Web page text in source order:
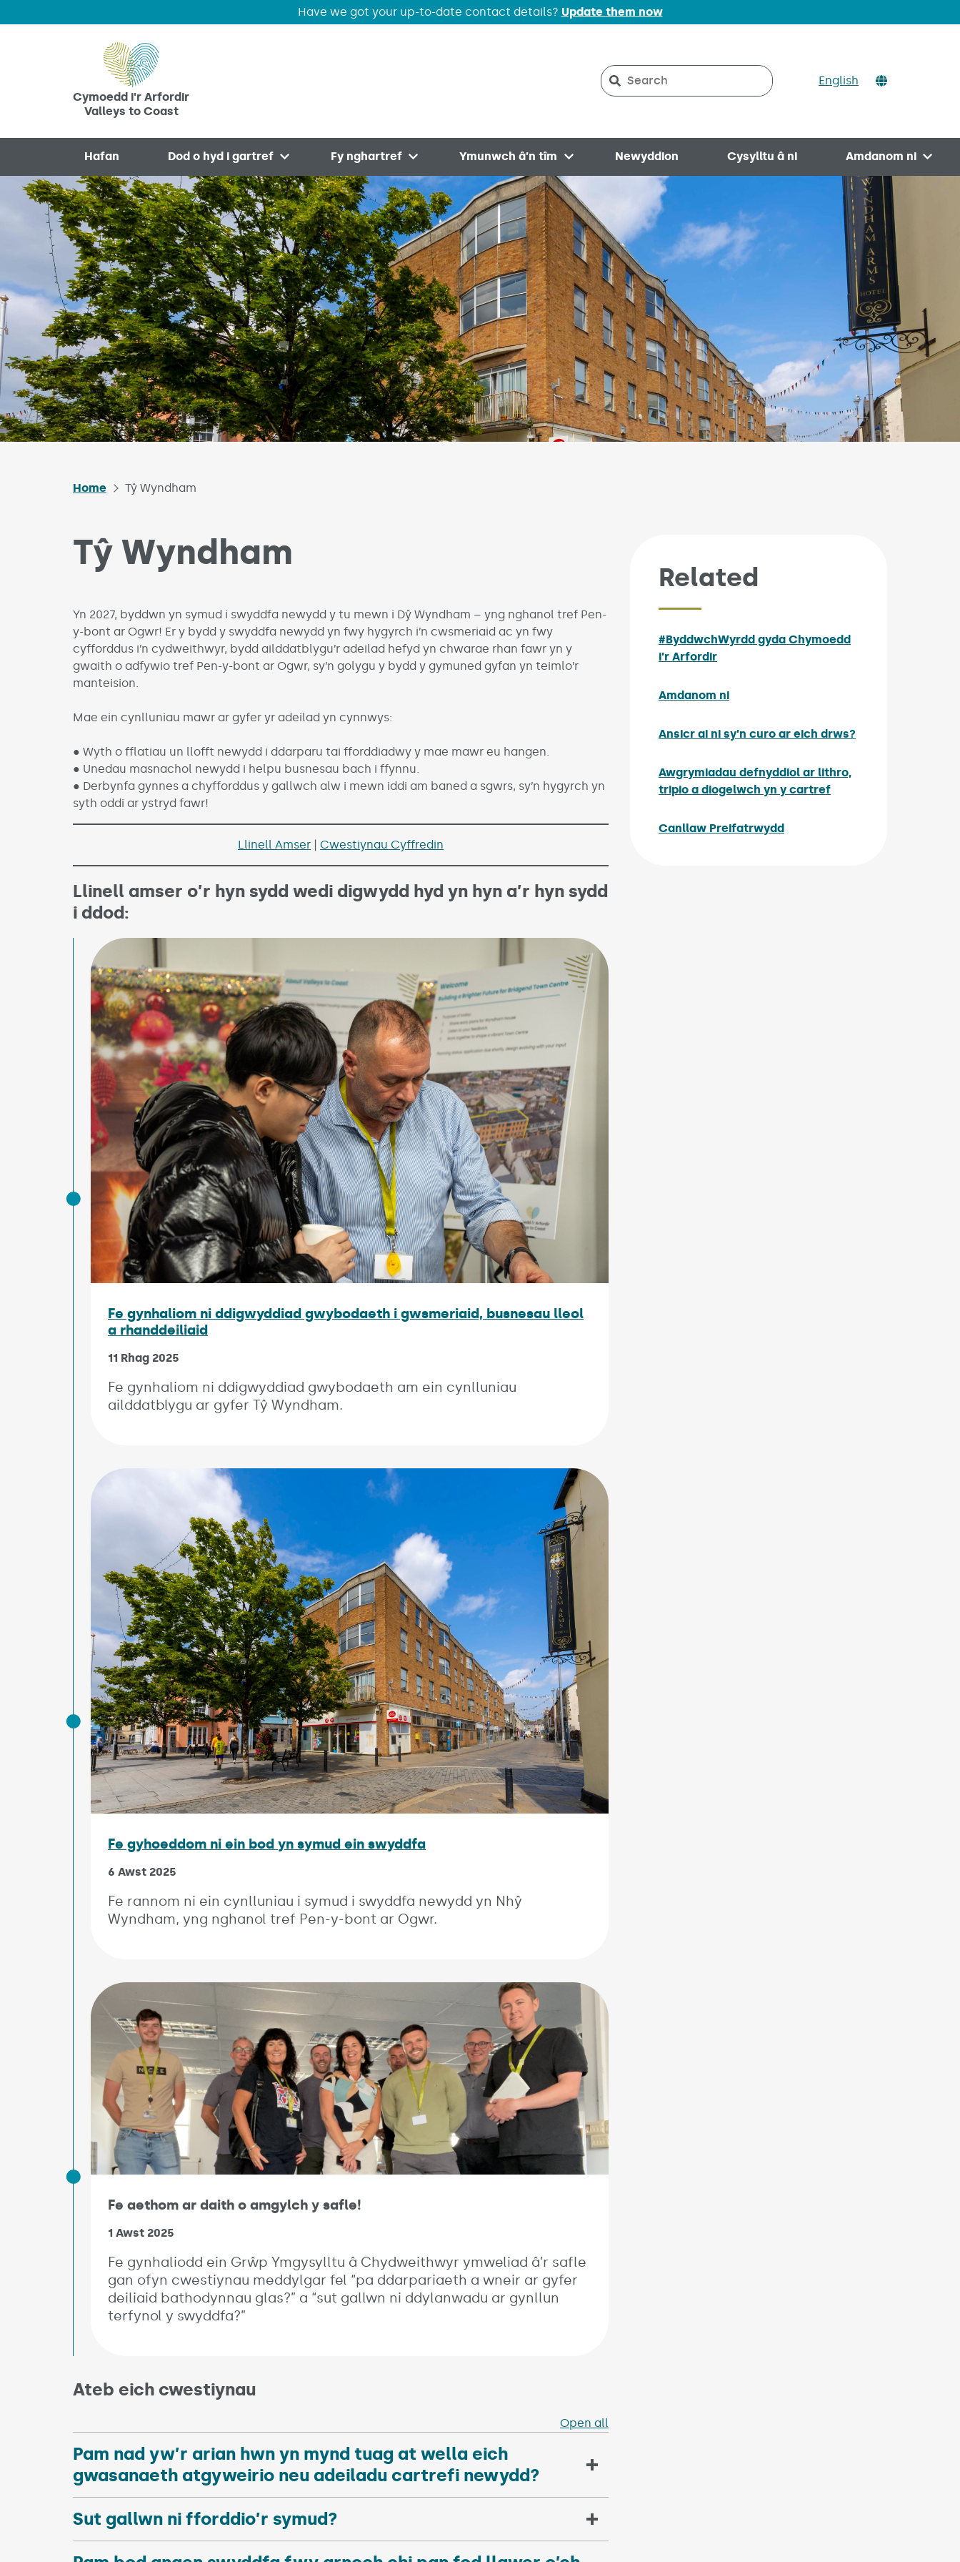
Have we got your up-to-date contact details? Update them now
Cymoedd i'r Arfordir
Valleys to Coast
Search on Valleys to Coast
Search English
Hafan
Dod o hyd i gartref
Open menu
Fy nghartref
Open menu
Ymunwch â’n tîm
Open menu
Newyddion Cysylltu â ni
Amdanom ni
Home Tŷ Wyndham
Tŷ Wyndham
Yn 2027, byddwn yn symud i swyddfa newydd y tu mewn i Dŷ Wyndham – yng nghanol tref Pen-
y-bont ar Ogwr! Er y bydd y swyddfa newydd yn fwy hygyrch i’n cwsmeriaid ac yn fwy
cyfforddus i’n cydweithwyr, bydd ailddatblygu’r adeilad hefyd yn chwarae rhan fawr yn y
gwaith o adfywio tref Pen-y-bont ar Ogwr, sy’n golygu y bydd y gymuned gyfan yn teimlo’r
manteision.
Mae ein cynlluniau mawr ar gyfer yr adeilad yn cynnwys:
● Wyth o fflatiau un llofft newydd i ddarparu tai fforddiadwy y mae mawr eu hangen.
● Unedau masnachol newydd i helpu busnesau bach i ffynnu.
● Derbynfa gynnes a chyfforddus y gallwch alw i mewn iddi am baned a sgwrs, sy’n hygyrch yn
syth oddi ar ystryd fawr!
Llinell Amser| Cwestiynau Cyffredin
Llinell amser o’r hyn sydd wedi digwydd hyd yn hyn a’r hyn sydd
i ddod:
Fe gynhaliom ni ddigwyddiad gwybodaeth i gwsmeriaid, busnesau lleol
a rhanddeiliaid
11 Rhag 2025
Fe gynhaliom ni ddigwyddiad gwybodaeth am ein cynlluniau
ailddatblygu ar gyfer Tŷ Wyndham.
Fe gyhoeddom ni ein bod yn symud ein swyddfa
6 Awst 2025
Fe rannom ni ein cynlluniau i symud i swyddfa newydd yn Nhŷ
Wyndham, yng nghanol tref Pen-y-bont ar Ogwr.
Fe aethom ar daith o amgylch y safle!
1 Awst 2025
Fe gynhaliodd ein Grŵp Ymgysylltu â Chydweithwyr ymweliad â’r safle
gan ofyn cwestiynau meddylgar fel “pa ddarpariaeth a wneir ar gyfer
deiliaid bathodynnau glas?” a “sut gallwn ni ddylanwadu ar gynllun
terfynol y swyddfa?”
Ateb eich cwestiynau
Open all
Pam nad yw’r arian hwn yn mynd tuag at wella eich
gwasanaeth atgyweirio neu adeiladu cartrefi newydd?
Sut gallwn ni fforddio’r symud?
Related
#ByddwchWyrdd gyda Chymoedd
i’r Arfordir
Amdanom ni
Ansicr ai ni sy’n curo ar eich drws?
Awgrymiadau defnyddiol ar lithro,
tripio a diogelwch yn y cartref
Canllaw Preifatrwydd